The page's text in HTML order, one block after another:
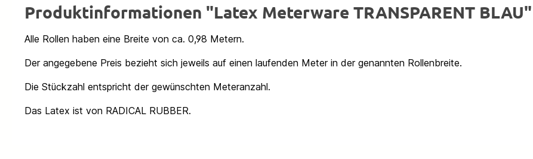
Produktinformationen "Latex Meterware TRANSPARENT BLAU"
Alle Rollen haben eine Breite von ca. 0,98 Metern.
Der angegebene Preis bezieht sich jeweils auf einen laufenden Meter in der genannten Rollenbreite.
Die Stückzahl entspricht der gewünschten Meteranzahl.
Das Latex ist von RADICAL RUBBER.